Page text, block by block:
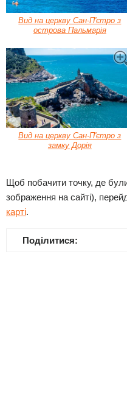
Вид на церкву Сан-П'єтро з
острова Пальмарія
Вид на церкву Сан-П'єтро з
замку Дорія
Щоб побачити точку, де були
зображення на сайті),
карті.
Поділитися: